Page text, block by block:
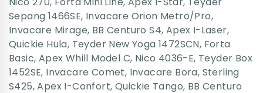
Sepang 1466SE, Invacare Orion Metro/Pro,
Invacare Mirage, BB Centuro S4, Apex I-Laser,
Quickie Hula, Teyder New Yoga 1472SCN, Forta
Basic, Apex Whill Model C, Nico 4036-E, Teyder Box
1452SE, Invacare Comet, Invacare Bora, Sterling
S425,Apex I-Confort, Quickie Tango, BB Centuro